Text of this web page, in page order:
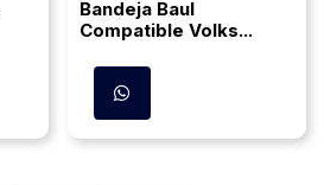
Bandeja Baul
Compatible Volks...